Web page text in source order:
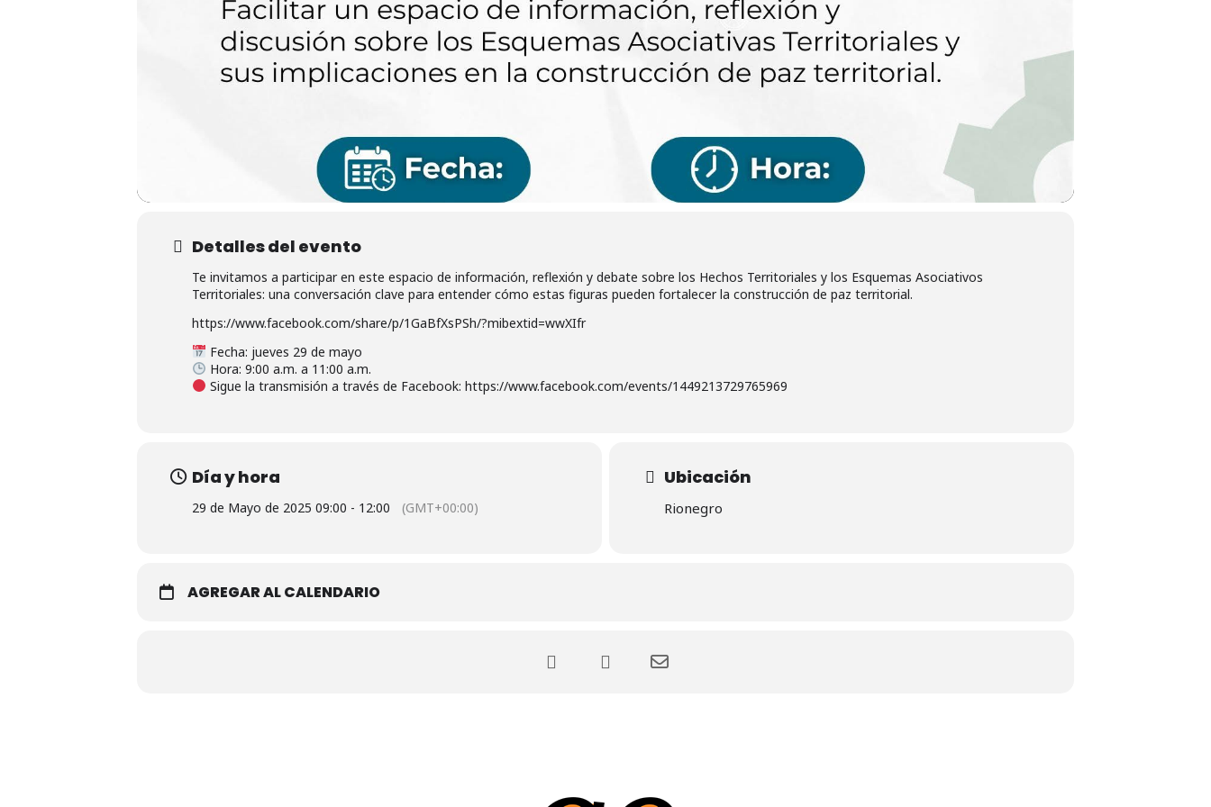
Detalles del evento
Te invitamos a participar en este espacio de información, reflexión y debate sobre los Hechos Territoriales y los Esquemas Asociativos
Territoriales: una conversación clave para entender cómo estas figuras pueden fortalecer la construcción de paz territorial.
https://www.facebook.com/share/p/1GaBfXsPSh/?mibextid=wwXIfr
Fecha: jueves 29 de mayo
Hora: 9:00 a.m. a 11:00 a.m.
Sigue la transmisión a través de Facebook: https://www.facebook.com/events/1449213729765969
Día y hora
29 de Mayo de 2025 09:00 - 12:00 (GMT+00:00)
Ubicación
Rionegro
AGREGAR AL CALENDARIO